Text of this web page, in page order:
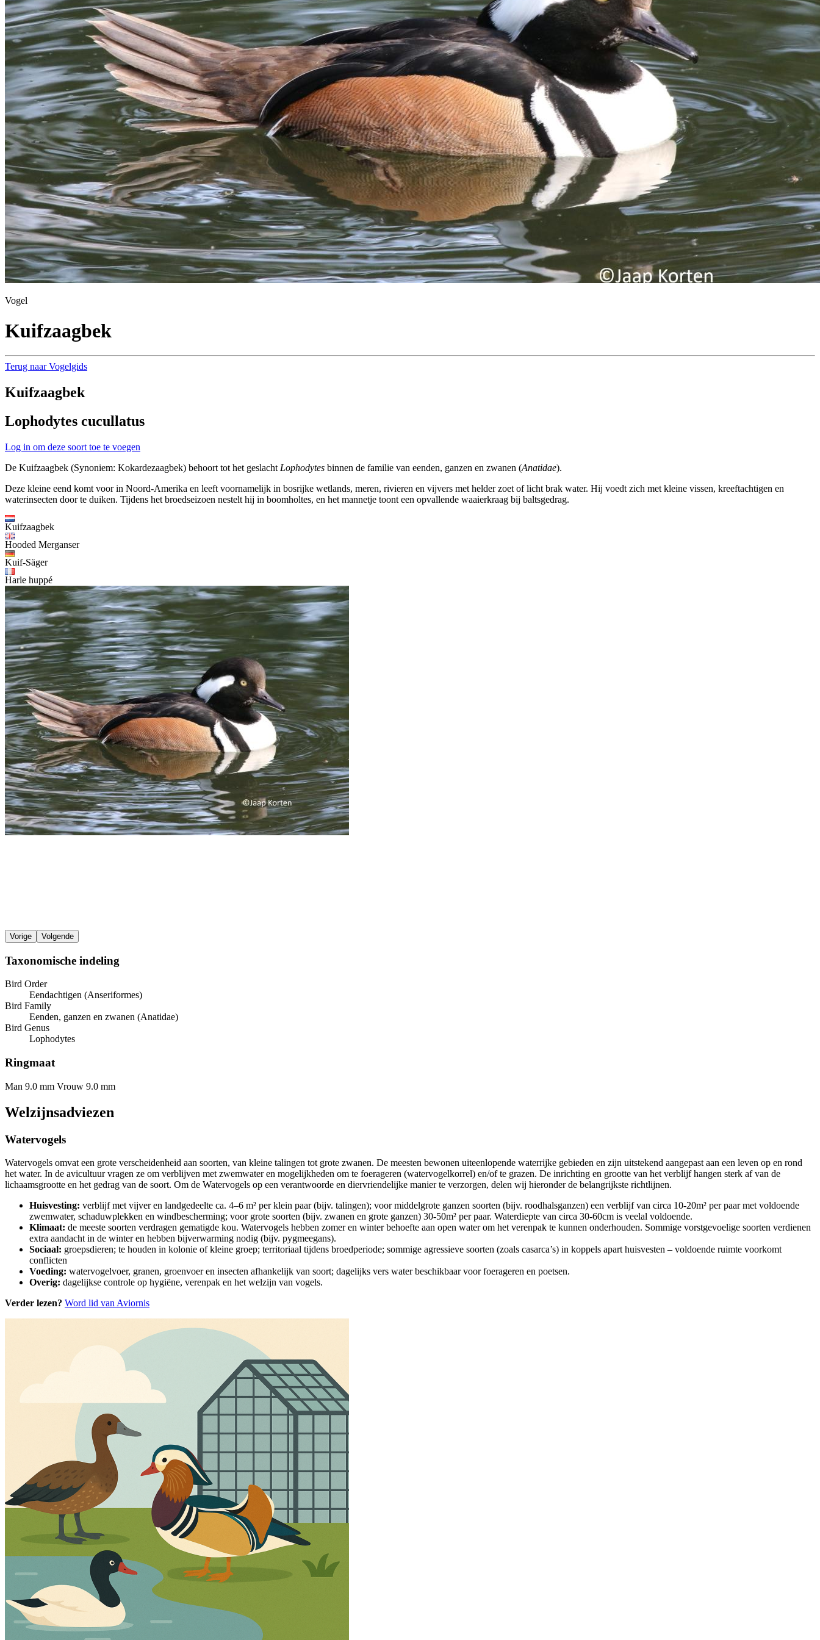
Vogel
Kuifzaagbek
Terug naar Vogelgids
Kuifzaagbek
Lophodytes cucullatus
Log in om deze soort toe te voegen
De Kuifzaagbek (Synoniem: Kokardezaagbek) behoort tot het geslacht Lophodytes binnen de familie van eenden, ganzen en zwanen (Anatidae).
Deze kleine eend komt voor in Noord-Amerika en leeft voornamelijk in bosrijke wetlands, meren, rivieren en vijvers met helder zoet of licht brak water. Hij voedt zich met kleine vissen, kreeftachtigen en
waterinsecten door te duiken. Tijdens het broedseizoen nestelt hij in boomholtes, en het mannetje toont een opvallende waaierkraag bij baltsgedrag.
Kuifzaagbek
Hooded Merganser
Kuif-Säger
Harle huppé
Vorige Volgende
Taxonomische indeling
Bird Order
Eendachtigen (Anseriformes)
Bird Family
Eenden, ganzen en zwanen (Anatidae)
Bird Genus
Lophodytes
Ringmaat
Man 9.0 mm Vrouw 9.0 mm
Welzijnsadviezen
Watervogels
Watervogels omvat een grote verscheidenheid aan soorten, van kleine talingen tot grote zwanen. De meesten bewonen uiteenlopende waterrijke gebieden en zijn uitstekend aangepast aan een leven op en rond
het water. In de avicultuur vragen ze om verblijven met zwemwater en mogelijkheden om te foerageren (watervogelkorrel) en/of te grazen. De inrichting en grootte van het verblijf hangen sterk af van de
lichaamsgrootte en het gedrag van de soort. Om de Watervogels op een verantwoorde en diervriendelijke manier te verzorgen, delen wij hieronder de belangrijkste richtlijnen.
Huisvesting: verblijf met vijver en landgedeelte ca. 4–6 m² per klein paar (bijv. talingen); voor middelgrote ganzen soorten (bijv. roodhalsganzen) een verblijf van circa 10-20m² per paar met voldoende
zwemwater, schaduwplekken en windbescherming; voor grote soorten (bijv. zwanen en grote ganzen) 30-50m² per paar. Waterdiepte van circa 30-60cm is veelal voldoende.
Klimaat: de meeste soorten verdragen gematigde kou. Watervogels hebben zomer en winter behoefte aan open water om het verenpak te kunnen onderhouden. Sommige vorstgevoelige soorten verdienen
extra aandacht in de winter en hebben bijverwarming nodig (bijv. pygmeegans).
Sociaal: groepsdieren; te houden in kolonie of kleine groep; territoriaal tijdens broedperiode; sommige agressieve soorten (zoals casarca’s) in koppels apart huisvesten – voldoende ruimte voorkomt
conflicten
Voeding: watervogelvoer, granen, groenvoer en insecten afhankelijk van soort; dagelijks vers water beschikbaar voor foerageren en poetsen.
Overig: dagelijkse controle op hygiëne, verenpak en het welzijn van vogels.
Verder lezen? Word lid van Aviornis